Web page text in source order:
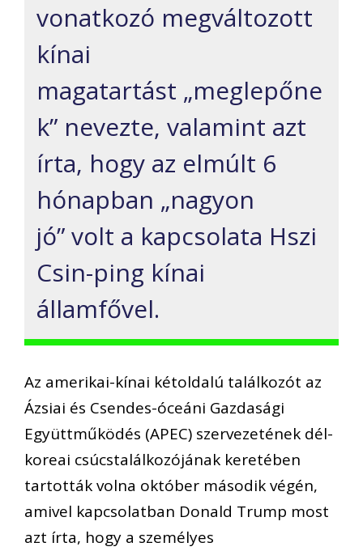
vonatkozó megváltozott
kínai
magatartást „meglepőne
k” nevezte, valamint azt
írta, hogy az elmúlt 6
hónapban „nagyon
jó” volt a kapcsolata Hszi
Csin-ping kínai
államfővel.
Az amerikai-kínai kétoldalú találkozót az
Ázsiai és Csendes-óceáni Gazdasági
Együttműködés (APEC) szervezetének dél-
koreai csúcstalálkozójának keretében
tartották volna október második végén,
amivel kapcsolatban Donald Trump most
azt írta, hogy a személyes